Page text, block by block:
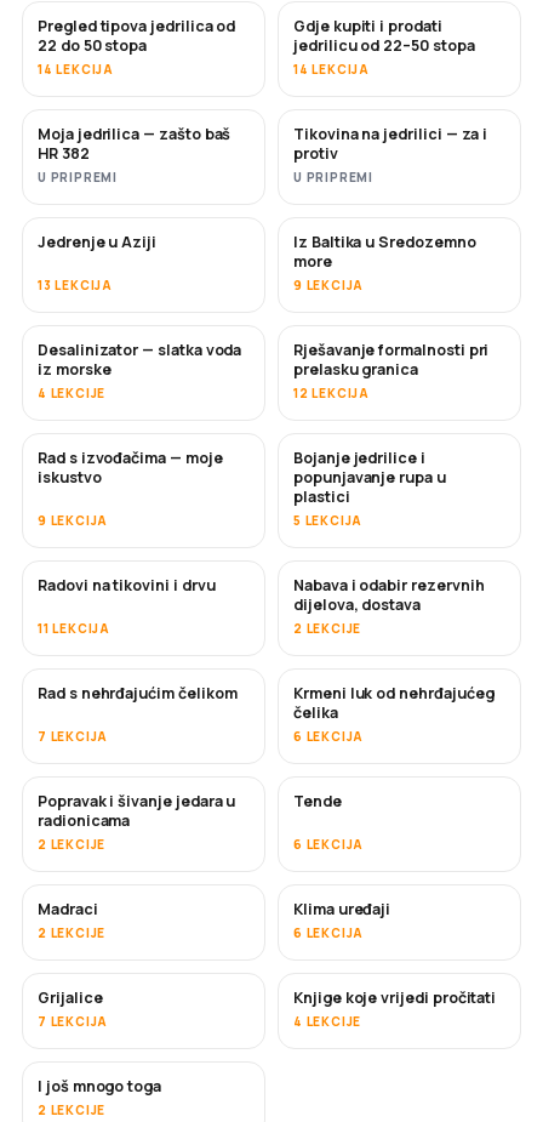
USKORO
Pregled tipova jedrilica od
22 do 50 stopa
14 LEKCIJA
USKORO
Gdje kupiti i prodati
jedrilicu od 22–50 stopa
14 LEKCIJA
USKORO
Moja jedrilica — zašto baš
HR 382
U PRIPREMI
USKORO
Tikovina na jedrilici — za i
protiv
U PRIPREMI
USKORO
Jedrenje u Aziji
13 LEKCIJA
USKORO
Iz Baltika u Sredozemno
more
9 LEKCIJA
USKORO
Desalinizator — slatka voda
iz morske
4 LEKCIJE
Rješavanje formalnosti pri
prelasku granica
12 LEKCIJA
USKORO
Rad s izvođačima — moje
iskustvo
9 LEKCIJA
USKORO
Bojanje jedrilice i
popunjavanje rupa u
plastici
5 LEKCIJA
Radovi na tikovini i drvu
11 LEKCIJA
USKORO
Nabava i odabir rezervnih
dijelova, dostava
2 LEKCIJE
USKORO
Rad s nehrđajućim čelikom
7 LEKCIJA
Krmeni luk od nehrđajućeg
čelika
6 LEKCIJA
USKORO
Popravak i šivanje jedara u
radionicama
2 LEKCIJE
Tende
6 LEKCIJA
Madraci
2 LEKCIJE
USKORO
Klima uređaji
6 LEKCIJA
USKORO
Grijalice
7 LEKCIJA
USKORO
Knjige koje vrijedi pročitati
4 LEKCIJE
USKORO
I još mnogo toga
2 LEKCIJE